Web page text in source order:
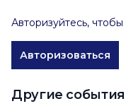
Авторизуйтесь,
Авторизоваться
Другие